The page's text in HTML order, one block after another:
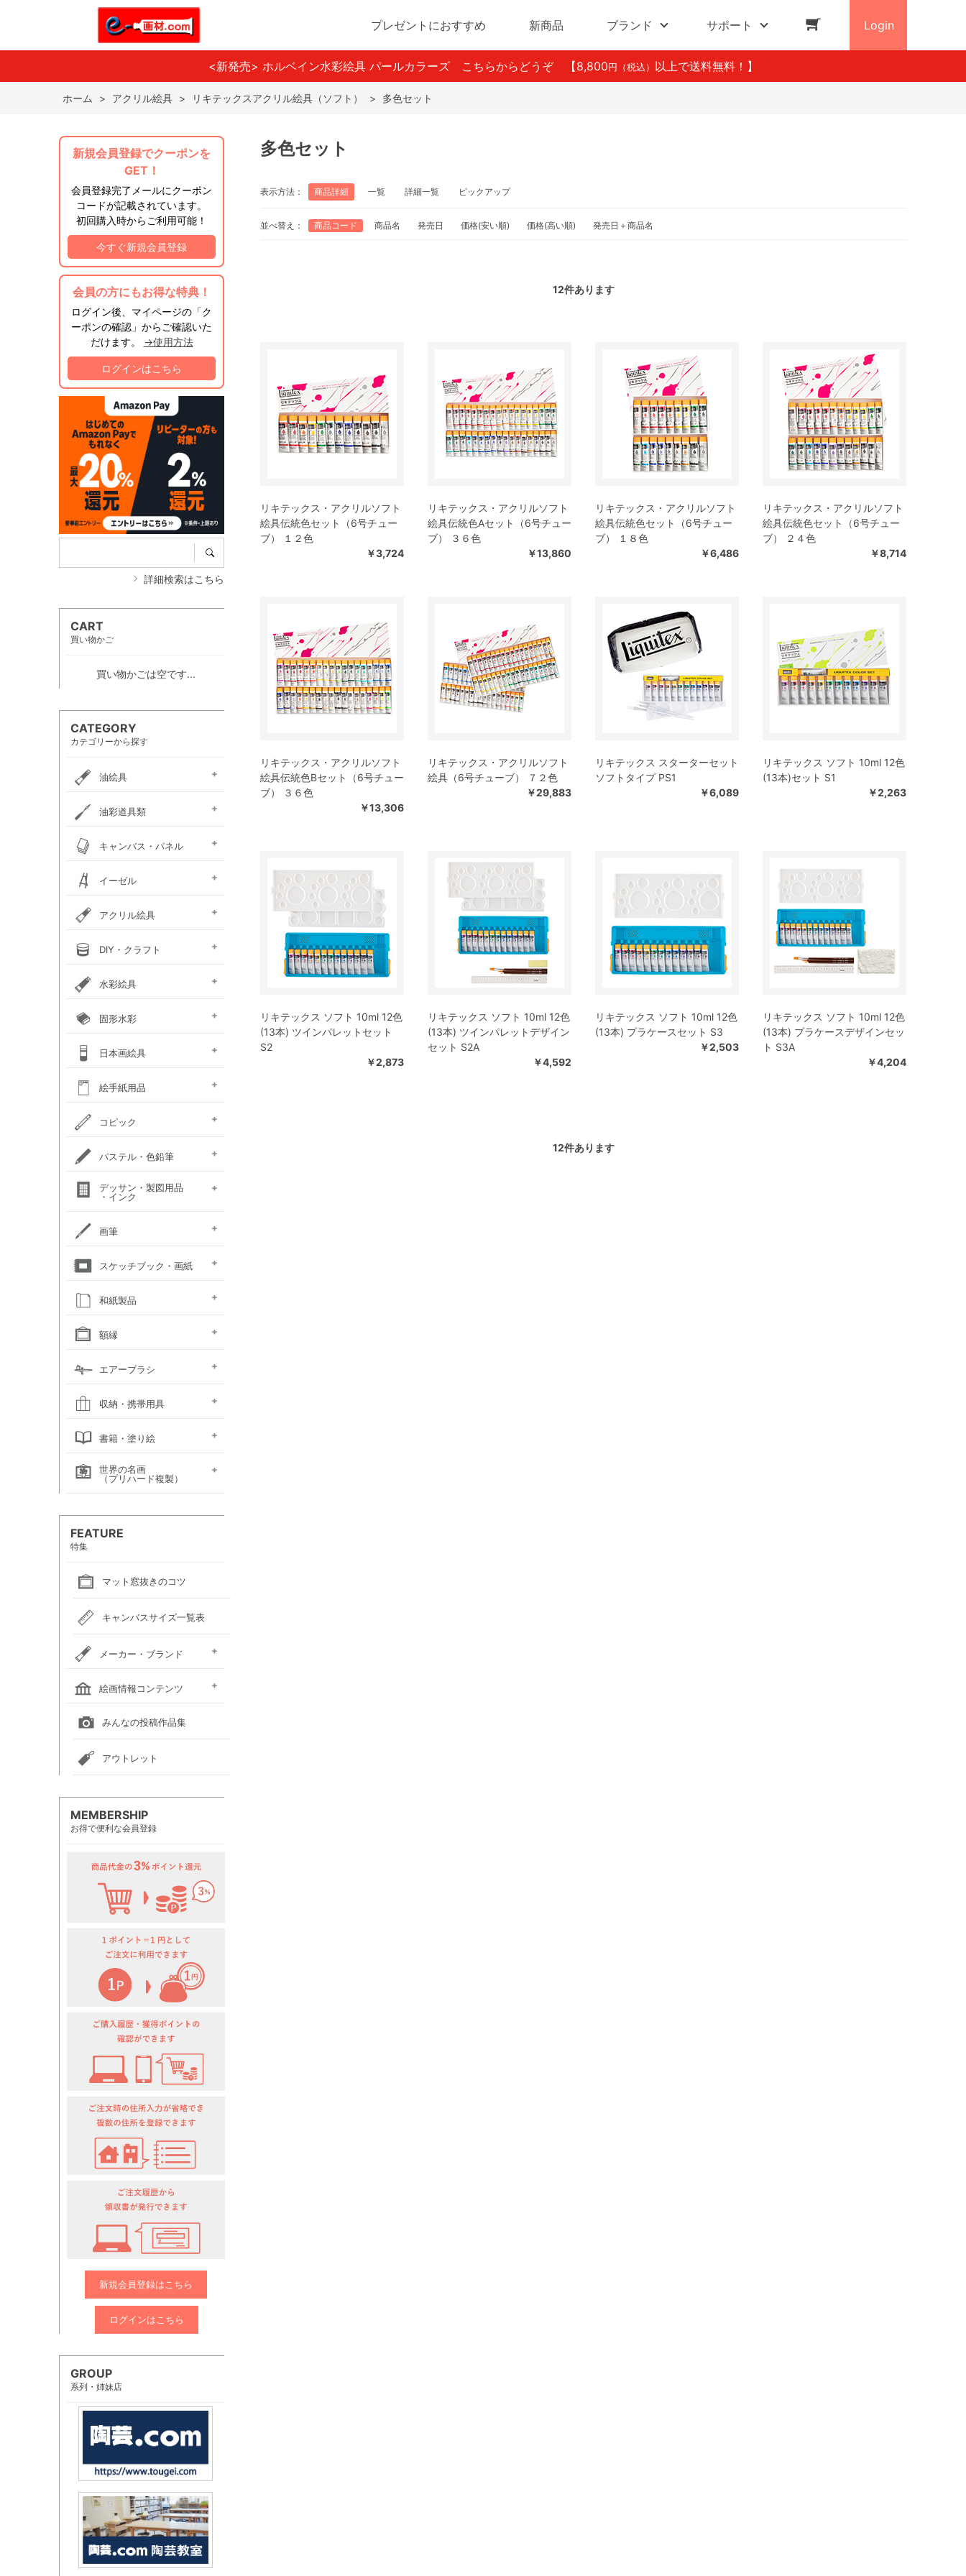
プレゼントにおすすめ 新商品 ブランド サポート Login
<新発売> ホルベイン水彩絵具 パールカラーズ こちらからどうぞ 【8,800 円（税込） 以上で送料無料！】
ホーム > アクリル絵具 > リキテックスアクリル絵具（ソフト） > 多色セット
新規会員登録でクーポンを
GET！
会員登録完了メールにクーポン
コードが記載されています。
初回購入時からご利用可能！
今すぐ新規会員登録
会員の方にもお得な特典！
ログイン後、マイページの「ク
ーポンの確認」からご確認いた
だけます。 →使用方法
ログインはこちら
詳細検索はこちら
CART
買い物かご
買い物かごは空です...
CATEGORY
カテゴリーから探す
油絵具
お勧めセット
アーチスト油絵具
DUO水可溶性油絵具
ヴェルネ 高品位油絵具
ホルベイン画用液
スタンダードオイルカラー
クサカベ・専門家用油絵具
ミノー油絵具
ギルド油絵具
ラスター油絵具
クサカベ画用液
マツダ・スーパー油絵具
マツダ画用液
オイルカラー AOC
W＆N画用液
レンブラント油絵具
ヴァンゴッホ油絵具
ターレンス油絵具
ターレンス画用液
ターナー・マチソン油絵具
ターナー画溶液
油彩道具類
ペインティングナイフ
ペインティングナイフ
イタリアンアートナイフ
ペンチングナイフ
パレットナイフ
カタリスト
パレット
チューブ絞り
キャンバス・パネル
張り上げキャンバス
ロールキャンバス
キャンバスボード
木枠
キャンバス張り用具
木製パネル・水貼りテープ
メタリックキャンバス
イーゼル
アトリエイーゼル
デッサンイーゼル
ディスプレイイーゼル
野外イーゼル
卓上イーゼル
イーゼルボックス
アトリエキャビネット
イーゼル用品
アクリル絵具
アクリルガッシュ絵具
ガッシュ専用メディウム
布えのぐ
ターナー・イベントカラー
絵具（レギュラー）
絵具（ソフト）
リキテックスベーシックス
リキテックスリキッド
リキテックスプライム
アクリリックプラス
リキテックスバイオベース
メディウム類
ホルベイン・アクリリック
カラー［ヘビーボディ］
アクリリックガッシュ
ホルベイン・メディウム類
ホルベイン・アクリリック
カラー ［フルイド］
ホルベイン・アクリリック
カラー ［インク］
ホルベイン・アクリリック
カラー ［イリデッセンス］
アクリリックカラー
アクリリックガッシュ
アムステルダム・アクリリ
ックカラー エキスパート
アムステルダム・アクリル
絵具メディウム／補助材
クサカベ・アキーラ
アキーラ ガッシュ
アキーラ専用 メディウ
ム
アクリル絵具廃液処理剤
ゴールデン ヘビーボデ
ィ
ゴールデン フルイド
ゴールデン ハイフロー
ゴールデン オープン
ゴールデン ソーフラッ
ト
ゴールデン メディウム
DIY・クラフト
ガラスペイント
ベトンペースト
布えのぐ
ステッチカラー
オーブン陶土
水彩絵具
セット
専門家用透明水彩絵具
ハルモニア分離水彩絵具
シングルピグメント
W＆N プロフェッショナル・
ウォーターカラー(PWC)
レンブラント水彩絵具
ゴールデン QoR(コア)
ホルベイン透明水彩絵具
絵具（ガッシュ）
メディウム・他
ダニエルスミス
ターナー・ポスターカラー
水彩道具類
マスク液
固形水彩
ウォーターカラー(PWC)
ウォーターカラー(CWC)
ホルベイン・ケーキカラー
ホルベイン・パンカラー
FINETEC(ファインテック)
ゴールデン QoR(コア)
パール固形水彩絵具
カラー固形水彩
固形透明水彩絵具
固形透明水彩絵具
プチカラー 透明固形水
彩
ダニエルスミス ハーフパ
ン
水彩道具類
日本画絵具
新岩絵具
天然岩絵具
ナカガワ水飛胡粉
吉祥水干絵具
吉祥チューブ水干絵具
吉祥 日本画用顔料
(糊剤・目止め剤)
金泥・銀泥・箔類
顔彩角皿
顔彩鉄鉢
墨彩画セット
日本画墨
日本画道具類
ナカガワ 日本画キット
呉竹 顔彩
絵手紙用品
絵手紙セット
フィス顔彩パレット
顔彩深美
絵手紙用
はがき・絵手紙帳
コピック
コピック スケッチ
コピック チャオ
コピック クラシック
コピック アクレア
ープラス
パステル・色鉛筆
パステルセット
（ハード）
パステルセット
（ソフト）
パンパステル
パステル鉛筆セット
オイルパステル・
クレパス・クレヨン
パステル・色鉛筆
関連用品
色鉛筆セット
水彩色鉛筆セット
チョークアート
デッサン・製図用品
・インク
鉛筆セット
画用木炭
モデル人形
デッサン関連用品
ロットリング
W&N ドローイングインク
画筆
油彩筆セット
油彩用ラウンド（丸筆）
（丸平筆）
油彩用フラット（平筆）
油彩用ファン（扇型）
油絵用刷毛
水彩筆セット
水彩用ラウンド（丸筆）
水彩用フラット（平筆）
（日本画・デザイン用）
（日本画・デザイン用）
（日本画・デザイン用）
（日本画・デザイン用）
（日本画・デザイン用）
（日本画・デザイン用）
（日本画・デザイン用）
（日本画・デザイン用）
化粧筆
絵手紙用筆
スケッチブック・画紙
アルシュ水彩紙
モンバルキャンソン
ファインフェース
キャンソンXL
アルビレオ水彩紙
クレスター水彩紙
フォード水彩紙
アヴァロン水彩紙
ラングトン水彩紙
ワトソン水彩紙
ホワイトワトソン水彩紙
TACスケッチブック
W&N コットマン水彩紙
ナル水彩紙
スケッチブック 並口
オリーブシリーズ厚口
メダリオン特厚口
マルマン ヴィフアール
マルマン ソーホー
マルマン 麻表紙
クロッキーブック
クレイドクロッキー
セクションクロッキー
スタンダードクロッキー
キャンソン ミ・タント
パステルワトソン
パステルマーメイド
パステルブック
ペーパーセレクション
ポストカード
カラージェッソペーパー
水彩色紙
和紙製品
和紙・絵絹・転写紙
日本画用麻紙ボールド
水墨画用紙
ファイル
芳名帳・仮巻
額縁
油彩用額縁 (木製)
仮額縁
(マット付)
(マット無し)
軽量フレーム・イレパネ
色紙額
額用金具
エアーブラシ
ハンドピース
コンプレッサー
システムパーツ（部品）
エアーブラシ関連用品
収納・携帯用具
ポートフォリオ
キャンバスバッグ
キャンバスバッグ
スケッチバッグ各種
スケッチバッグ
エプロン
書籍・塗り絵
絵画関連書籍
塗り絵
世界の名画
（プリハード複製）
FEATURE
特集
マット窓抜きのコツ
キャンバスサイズ一覧表
メーカー・ブランド
ホルベイン
クサカベ
レンブラント
ヴァンゴッホ
アムステルダム
リキテックス
ウィンザー＆ニュートン
ダーウェント
ターナー色彩
ファーバーカステル
吉祥
ナカガワ胡粉絵具
マルマン
瀬尾製額所
名村大成堂
マルオカ
すべてのメーカー・ブランド
絵画情報コンテンツ
全国の絵画教室一覧
全国の美術館一覧
全国の画廊一覧
みんなの投稿作品集
アウトレット
MEMBERSHIP
お得で便利な会員登録
新規会員登録はこちら
ログインはこちら
GROUP
系列・姉妹店
多色セット
表示方法： 商品詳細 一覧 詳細一覧 ピックアップ
並べ替え： 商品コード 商品名 発売日 価格(安い順) 価格(高い順) 発売日＋商品名
12件あります
リキテックス・アクリルソフト
絵具伝統色セット（6号チュー
ブ） １２色
￥3,724
リキテックス・アクリルソフト
絵具伝統色Aセット（6号チュー
ブ） ３６色
￥13,860
リキテックス・アクリルソフト
絵具伝統色セット（6号チュー
ブ） １８色
￥6,486
リキテックス・アクリルソフト
絵具伝統色セット（6号チュー
ブ） ２４色
￥8,714
リキテックス・アクリルソフト
絵具伝統色Bセット（6号チュー
ブ） ３６色
￥13,306
リキテックス・アクリルソフト
絵具（6号チューブ） ７２色
￥29,883
リキテックス スターターセット
ソフトタイプ PS1
￥6,089
リキテックス ソフト 10ml 12色
(13本)セット S1
￥2,263
リキテックス ソフト 10ml 12色
(13本) ツインパレットセット
S2
￥2,873
リキテックス ソフト 10ml 12色
(13本) ツインパレットデザイン
セット S2A
￥4,592
リキテックス ソフト 10ml 12色
(13本) プラケースセット S3
￥2,503
リキテックス ソフト 10ml 12色
(13本) プラケースデザインセッ
ト S3A
￥4,204
12件あります